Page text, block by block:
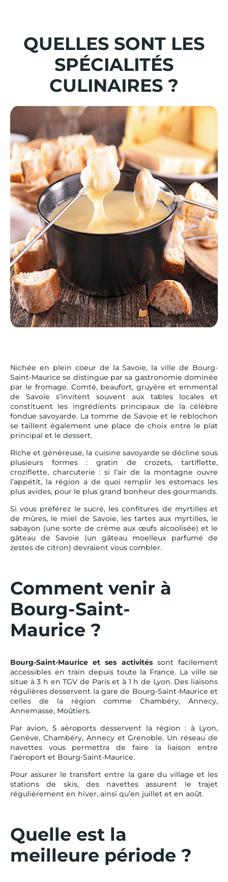
QUELLES SONT LES
SPÉCIALITÉS
CULINAIRES ?
Nichée en plein coeur de la Savoie, la ville de Bourg-
Saint-Maurice se distingue par sa gastronomie dominée
par le fromage. Comté, beaufort, gruyère et emmental
de Savoie s’invitent souvent aux tables locales et
constituent les ingrédients principaux de la célèbre
fondue savoyarde. La tomme de Savoie et le reblochon
se taillent également une place de choix entre le plat
principal et le dessert.
Riche et généreuse, la cuisine savoyarde se décline sous
plusieurs formes : gratin de crozets, tartiflette,
croziflette, charcuterie : si l’air de la montagne ouvre
l’appétit, la région a de quoi remplir les estomacs les
plus avides, pour le plus grand bonheur des gourmands.
Si vous préférez le sucré, les confitures de myrtilles et
de mûres, le miel de Savoie, les tartes aux myrtilles, le
sabayon (une sorte de crème aux œufs alcoolisée) et le
gâteau de Savoie (un gâteau moelleux parfumé de
zestes de citron) devraient vous combler.
Comment venir à
Bourg-Saint-
Maurice ?
Bourg-Saint-Maurice et ses activitéssont facilement
accessibles en train depuis toute la France. La ville se
situe à 3 h en TGV de Paris et à 1 h de Lyon. Des liaisons
régulières desservent la gare de Bourg-Saint-Maurice et
celles de la région comme Chambéry, Annecy,
Annemasse, Moûtiers.
Par avion, 5 aéroports desservent la région : à Lyon,
Genève, Chambéry, Annecy et Grenoble. Un réseau de
navettes vous permettra de faire la liaison entre
l’aéroport et Bourg-Saint-Maurice.
Pour assurer le transfert entre la gare du village et les
stations de skis, des navettes assurent le trajet
régulièrement en hiver, ainsi qu’en juillet et en août.
Quelle est la
meilleure période ?